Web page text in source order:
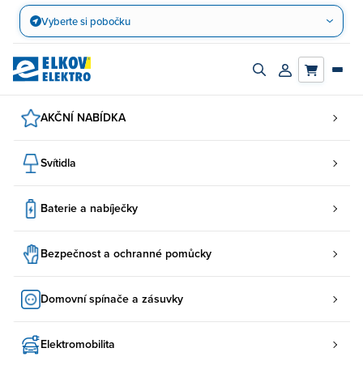
Přejít
obsah
Vyberte si pobočku
Zapnout/vypnout
Přihlásit/
AKČNÍ NABÍDKA
Svítidla
Baterie a nabíječky
Bezpečnost a ochranné pomůcky
Domovní spínače a zásuvky
Elektromobilita